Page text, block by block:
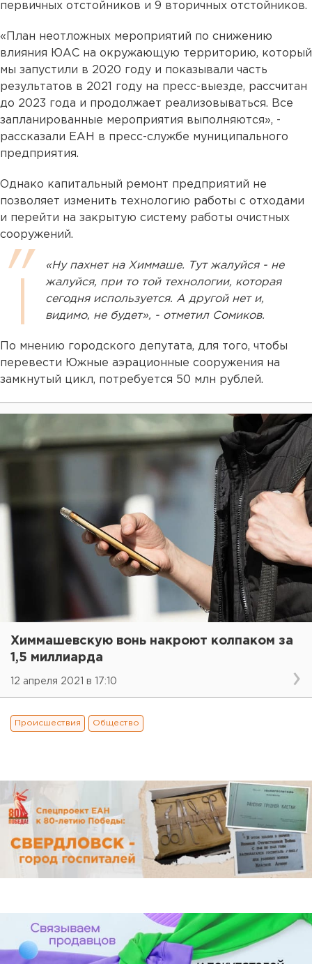
первичных отстойников и 9 вторичных отстойников.
«План неотложных мероприятий по снижению
влияния ЮАС на окружающую территорию, который
мы запустили в 2020 году и показывали часть
результатов в 2021 году на пресс-выезде, рассчитан
до 2023 года и продолжает реализовываться. Все
запланированные мероприятия выполняются», -
рассказали ЕАН в пресс-службе муниципального
предприятия.
Однако капитальный ремонт предприятий не
позволяет изменить технологию работы с отходами
и перейти на закрытую систему работы очистных
сооружений.
«Ну пахнет на Химмаше. Тут жалуйся - не
жалуйся, при то той технологии, которая
сегодня используется. А другой нет и,
видимо, не будет», - отметил Сомиков.
По мнению городского депутата, для того, чтобы
перевести Южные аэрационные сооружения на
замкнутый цикл, потребуется 50 млн рублей.
Химмашевскую вонь накроют колпаком за
1,5 миллиарда
12 апреля 2021 в 17:10
Происшествия Общество